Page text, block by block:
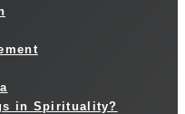
in Spirituality?